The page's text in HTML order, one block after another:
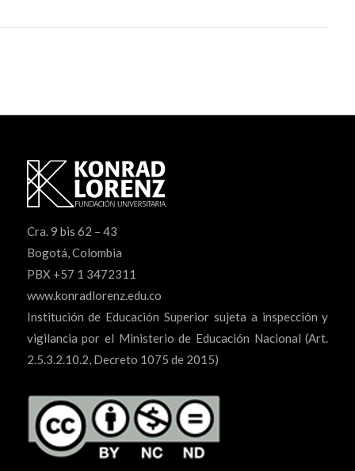
Cra. 9 bis 62 – 43
Bogotá, Colombia
PBX +57 1 3472311
www.konradlorenz.edu.co
Institución de Educación Superior sujeta a inspección y
vigilancia por el Ministerio de Educación Nacional (Art.
2.5.3.2.10.2, Decreto 1075 de 2015)